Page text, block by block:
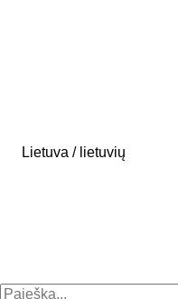
Lietuva / lietuvių